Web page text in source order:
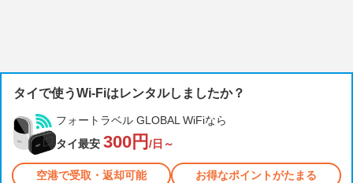
タイで使うWi-Fiはレンタルしましたか？
フォートラベル GLOBAL WiFiなら
タイ最安 300円 /日～
空港で受取・返却可能 お得なポイントがたまる